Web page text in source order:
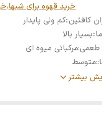
خرید قهوه برای شبها،
کافئین::کم ولی پایدار
:بسیار بالا
طعمی:مرکباتی میوه ای
:متوسط
رست::مدیومبیشتر